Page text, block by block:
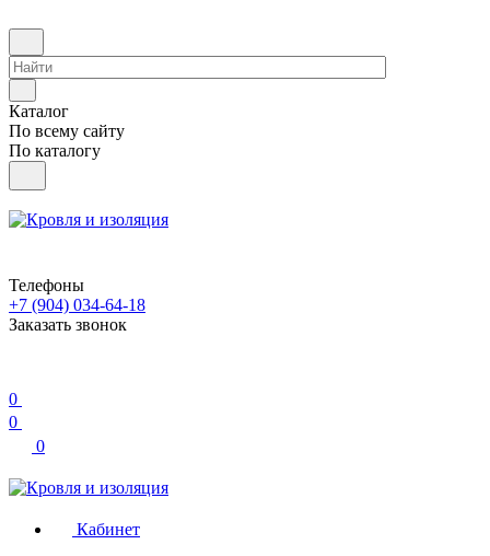
Каталог
По всему сайту
По каталогу
Телефоны
+7 (904) 034-64-18
Заказать звонок
0
0
0
Кабинет